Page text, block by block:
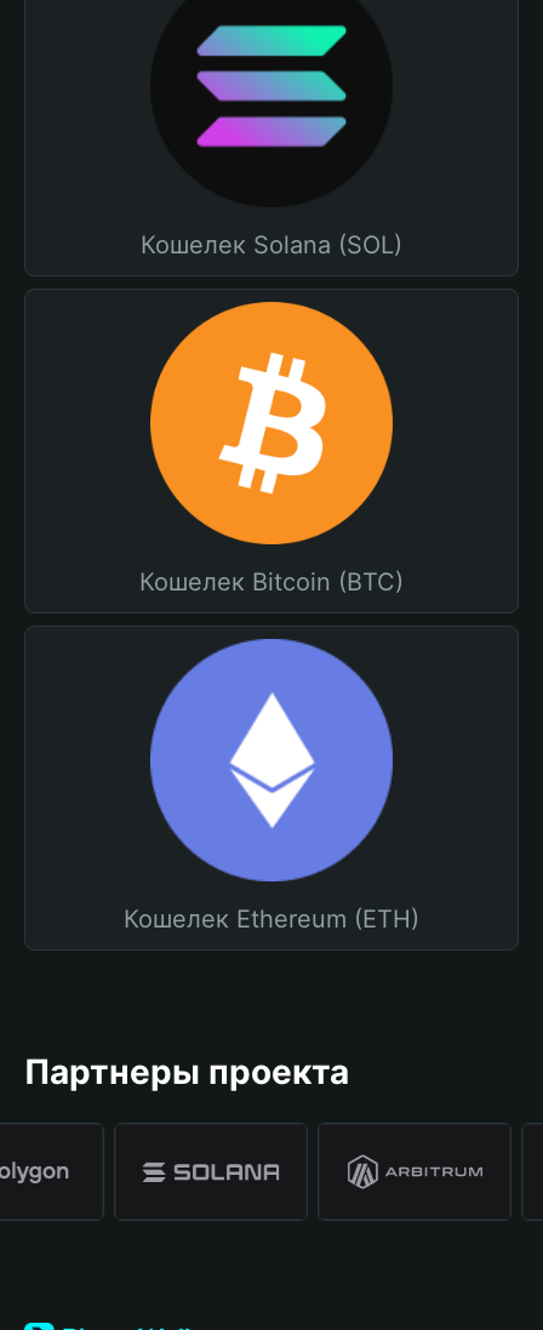
Кошелек Solana (SOL)
Кошелек Bitcoin (BTC)
Кошелек Ethereum (ETH)
Партнеры проекта